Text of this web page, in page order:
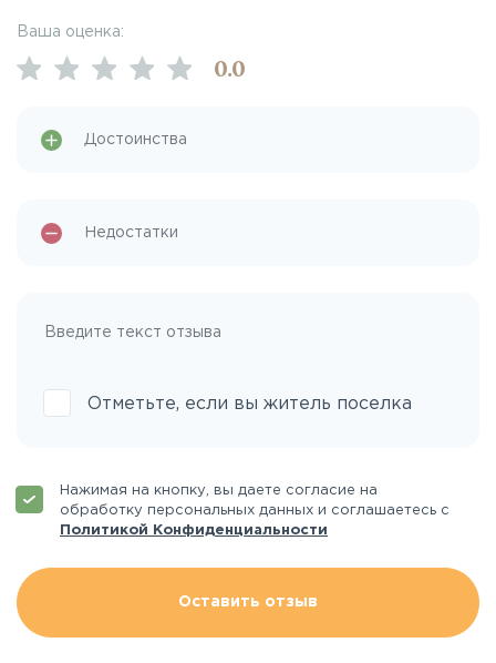
Ваша оценка:
0.0
Отметьте, если вы житель поселка
Нажимая на кнопку, вы даете согласие на
обработку персональных данных и соглашаетесь с
Политикой Конфиденциальности
Оставить отзыв